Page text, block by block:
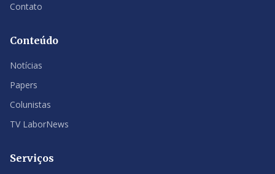
Contato
Conteúdo
Notícias
Papers
Colunistas
TV LaborNews
Serviços